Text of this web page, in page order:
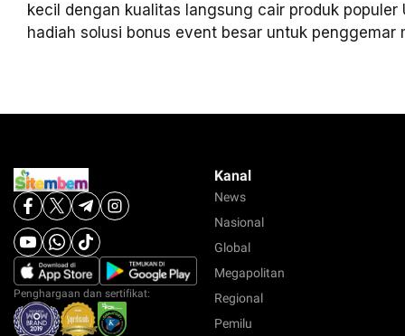
kecil dengan kualitas langsung cair produk populer
hadiah solusi bonus event besar untuk penggemar
Penghargaan dan sertifikat:
Kanal
News
Nasional
Global
Megapolitan
Regional
Pemilu